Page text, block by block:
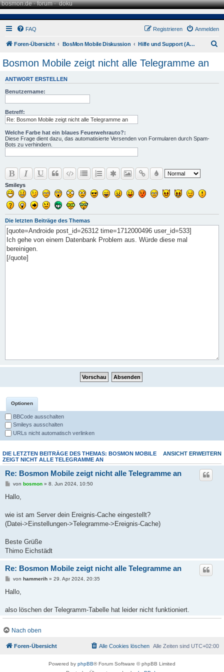
bosmon.de·forum·doku
FAQ Anmelden
Registrieren
Foren-Übersicht BosMon Mobile Diskussion Hilfe und Support (Android)
Bosmon Mobile zeigt nicht alle Telegramme an
ANTWORT ERSTELLEN
Benutzername:
Betreff:
Welche Farbe hat ein blaues Feuerwehrauto?:
Diese Frage dient dazu, das automatisierte Versenden von Formularen durch Spam-
Bots zu verhindern.
Smileys
Die letzten Beiträge des Themas
Optionen
BBCode ausschalten
Smileys ausschalten
URLs nicht automatisch verlinken
ANSICHT ERWEITERN
DIE LETZTEN BEITRÄGE DES THEMAS: BOSMON MOBILE
ZEIGT NICHT ALLE TELEGRAMME AN
Re: Bosmon Mobile zeigt nicht alle Telegramme an
von bosmon» 8. Jun 2024, 10:50
Hallo,
wie ist am Server dein Ereignis-Cache eingestellt?
(Datei->Einstellungen->Telegramme->Ereignis-Cache)
Beste Grüße
Thimo Eichstädt
Re: Bosmon Mobile zeigt nicht alle Telegramme an
von hammerih» 29. Apr 2024, 20:35
Hallo,
also löschen der Telegramm-Tabelle hat leider nicht funktioniert.
Verhalten wie bisher.
Was vielleicht noch interessant ist, wenn man die App über die
nächsten Aufruf der App nicht mehr.
Nach oben
Foren-Übersicht Alle Zeiten sind UTC+02:00
Alle Cookies löschen
Powered by phpBB® Forum Software © phpBB Limited